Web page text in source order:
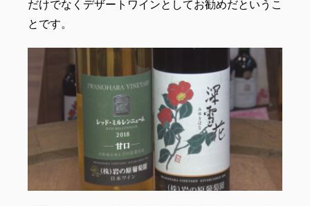
だけでなくデザートワインとしてお勧めだというこ
とです。